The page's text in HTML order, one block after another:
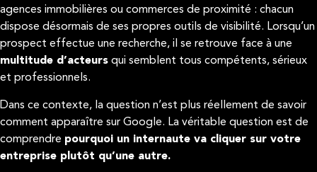
agences immobilières ou commerces de proximité : chacun
dispose désormais de ses propres outils de visibilité. Lorsqu’un
prospect effectue une recherche, il se retrouve face à une
multitude d’acteurs qui semblent tous compétents, sérieux
et professionnels.
Dans ce contexte, la question n’est plus réellement de savoir
comment apparaître sur Google. La véritable question est de
comprendre pourquoi un internaute va cliquer sur votre
entreprise plutôt qu’une autre.